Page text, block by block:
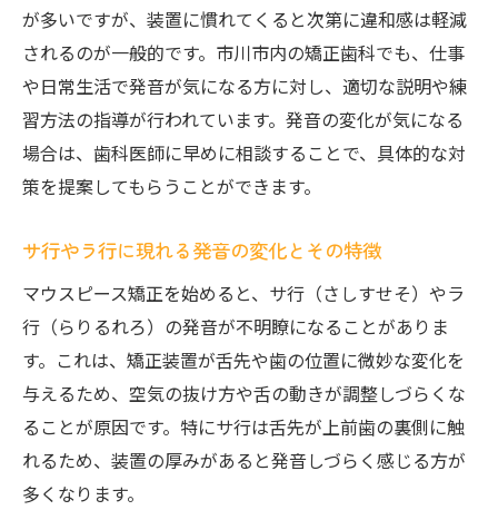
が多いですが、装置に慣れてくると次第に違和感は軽減
されるのが一般的です。市川市内の矯正歯科でも、仕事
や日常生活で発音が気になる方に対し、適切な説明や練
習方法の指導が行われています。発音の変化が気になる
場合は、歯科医師に早めに相談することで、具体的な対
策を提案してもらうことができます。
サ行やラ行に現れる発音の変化とその特徴
マウスピース矯正を始めると、サ行（さしすせそ）やラ
行（らりるれろ）の発音が不明瞭になることがありま
す。これは、矯正装置が舌先や歯の位置に微妙な変化を
与えるため、空気の抜け方や舌の動きが調整しづらくな
ることが原因です。特にサ行は舌先が上前歯の裏側に触
れるため、装置の厚みがあると発音しづらく感じる方が
多くなります。